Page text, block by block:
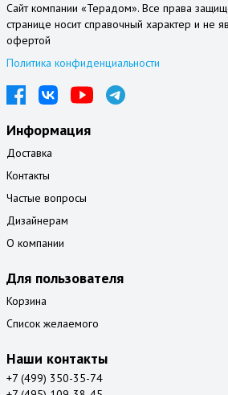
Сайт компании «Терадом». Все права
странице носит справочный характер и не
офертой
Политика конфиденциальности
Информация
Доставка
Контакты
Частые вопросы
Дизайнерам
О компании
Для пользователя
Корзина
Список желаемого
Наши контакты
+7 (499) 350-35-74